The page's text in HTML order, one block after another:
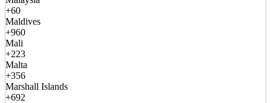
+60
Maldives
+960
Mali
+223
Malta
+356
Marshall Islands
+692